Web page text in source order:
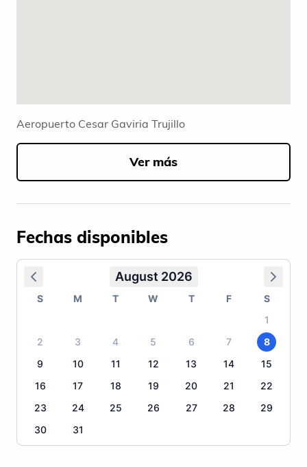
Aeropuerto Cesar Gaviria Trujillo
Ver más
Fechas disponibles
August 2026
S M T W T F
S
1
2
3 4 5 6 7
8
9
10 11 12 13 14
15
16
17 18 19 20 21
22
23
24 25 26 27 28
29
30
31